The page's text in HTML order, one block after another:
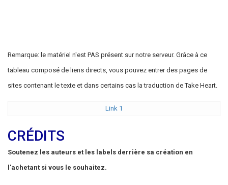
Remarque: le matériel n'est PAS présent sur notre serveur. Grâce à ce
tableau composé de liens directs, vous pouvez entrer des pages de
sites contenant le texte et dans certains cas la traduction de Take Heart.
Link 1
CRÉDITS
Soutenez les auteurs et les labels derrière sa création en
l'achetant si vous le souhaitez.